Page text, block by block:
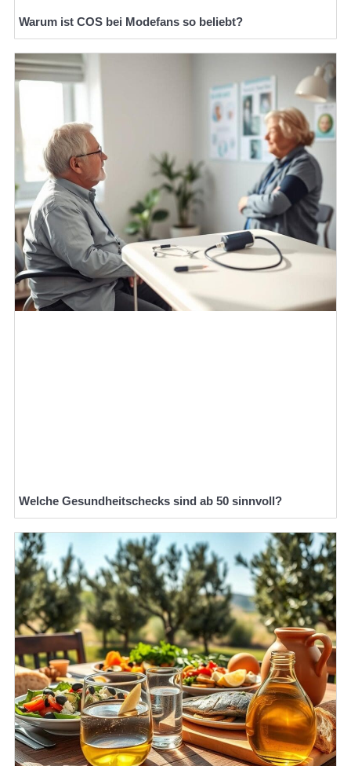
Warum ist COS bei Modefans so beliebt?
Welche Gesundheitschecks sind ab 50 sinnvoll?